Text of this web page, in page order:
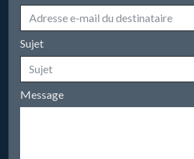
Sujet
Message